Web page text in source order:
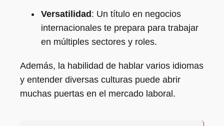
Versatilidad : Un título en negocios
internacionales te prepara para trabajar
en múltiples sectores y roles.
Además, la habilidad de hablar varios idiomas
y entender diversas culturas puede abrir
muchas puertas en el mercado laboral.